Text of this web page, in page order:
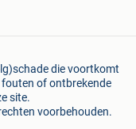
die voortkomt
of ontbrekende
site.
voorbehouden.